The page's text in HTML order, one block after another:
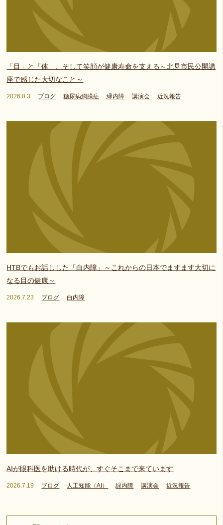
「目」と「体」、そして笑顔が健康寿命を支える～北見市民公開講
座で感じた大切なこと～
2026.8.3 ブログ 糖尿病網膜症 緑内障 講演会 近況報告
HTBでもお話しした「白内障」～これからの日本でますます大切に
なる目の健康～
2026.7.23 ブログ 白内障
AIが眼科医を助ける時代が、すぐそこまで来ています
2026.7.19 ブログ 人工知能（AI） 緑内障 講演会 近況報告